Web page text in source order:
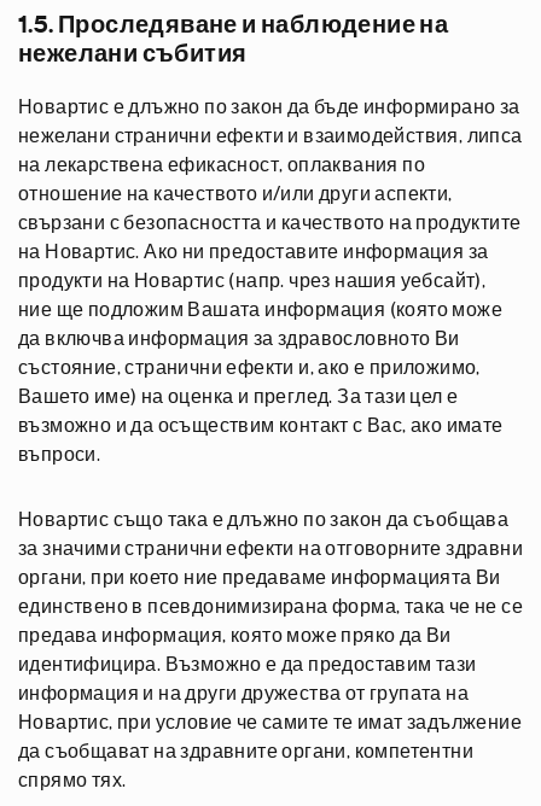
1.5. Проследяване и наблюдение на
нежелани събития
Новартис е длъжно по закон да бъде информирано за
нежелани странични ефекти и взаимодействия, липса
на лекарствена ефикасност, оплаквания по
отношение на качеството и/или други аспекти,
свързани с безопасността и качеството на продуктите
на Новартис. Ако ни предоставите информация за
продукти на Новартис (напр. чрез нашия уебсайт),
ние ще подложим Вашата информация (която може
да включва информация за здравословното Ви
състояние, странични ефекти и, ако е приложимо,
Вашето име) на оценка и преглед. За тази цел е
възможно и да осъществим контакт с Вас, ако имате
въпроси.
Новартис също така е длъжно по закон да съобщава
за значими странични ефекти на отговорните здравни
органи, при което ние предаваме информацията Ви
единствено в псевдонимизирана форма, така че не се
предава информация, която може пряко да Ви
идентифицира. Възможно е да предоставим тази
информация и на други дружества от групата на
Новартис, при условие че самите те имат задължение
да съобщават на здравните органи, компетентни
спрямо тях.